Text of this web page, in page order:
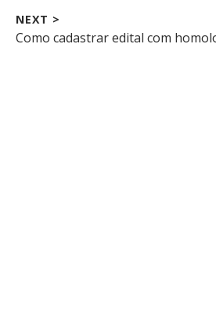
Post
NEXT >
Next
Como cadastrar edital com